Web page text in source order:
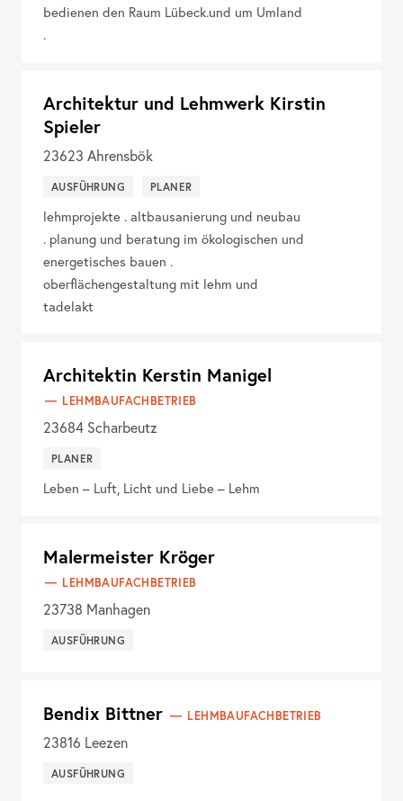
bedienen den Raum Lübeck.und um Umland
.
Architektur und Lehmwerk Kirstin
Spieler
23623 Ahrensbök
AUSFÜHRUNG PLANER
lehmprojekte . altbausanierung und neubau
. planung und beratung im ökologischen und
energetisches bauen .
oberflächengestaltung mit lehm und
tadelakt
Architektin Kerstin Manigel
LEHMBAUFACHBETRIEB
23684 Scharbeutz
PLANER
Leben – Luft, Licht und Liebe – Lehm
Malermeister Kröger
LEHMBAUFACHBETRIEB
23738 Manhagen
AUSFÜHRUNG
Bendix Bittner LEHMBAUFACHBETRIEB
23816 Leezen
AUSFÜHRUNG